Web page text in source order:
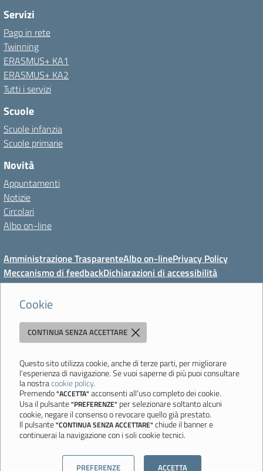
Cookie
CONTINUA SENZA ACCETTARE
Questo sito utilizza cookie, anche di terze parti, per migliorare
l'esperienza di navigazione. Se vuoi saperne di più puoi consultare
la nostracookie policy.
Premendo"ACCETTA" acconsenti all'uso completo dei cookie.
Usa il pulsante"PREFERENZE" per selezionare soltanto alcuni
cookie, negare il consenso o revocare quello già prestato.
Il pulsante"CONTINUA SENZA ACCETTARE" chiude il banner e
continuerai la navigazione con i soli cookie tecnici.
PREFERENZE ACCETTA
Servizi
Pago in rete
Twinning
ERASMUS+ KA1
ERASMUS+ KA2
Tutti i servizi
Scuole
Scuole infanzia
Scuole primarie
Novità
Appuntamenti
Notizie
Circolari
Albo on-line
Amministrazione TrasparenteAlbo on-linePrivacy Policy
Meccanismo di feedbackDichiarazioni di accessibilità
Preferenze cookie
Direzione Didattica di Vignola
"Tutti diversamente uguali, tutti ugualmente diversi"
Viale Mazzini, 18 - 41058 Vignola (MO) - Tel. 059 771117 - Fax 059
771113 - Email:moee06000a@istruzione.it- PEC:
moee06000a@pec.istruzione.it
Ultimo aggiornamento: Mercoledì, 5 Agosto 2026 ore 08:44